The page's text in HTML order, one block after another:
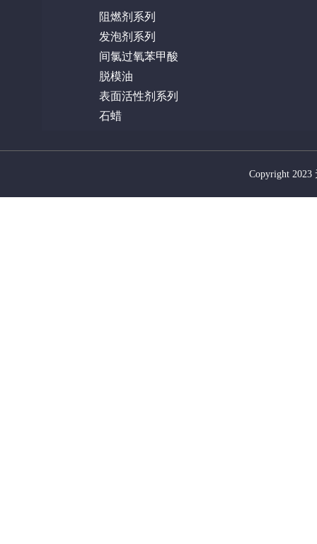
阻燃剂系列
发泡剂系列
间氯过氧苯甲酸
脱模油
表面活性剂系列
石蜡
Copyright